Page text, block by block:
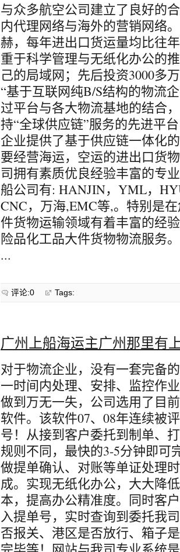
与众多航空公司建立了良好的
内代理网络与海外的营销网络
赫，每年进出口货运量均比往
重于科学管理与无纸化办公的
己的局域网；先后投资3000多
“基于互联网纯B/S结构的物流
过平台与各大物流基地的结合
持“全球供应链”服务的先进平
企业提供了基于供应链一体化
要经营海运，空运的进出口货
司拥有素质优良经验丰富的专
船公司有: HANJIN，YML，
CNC，万海,EMC等,。特别是
件货物运输领域有着丰富的经
险品化工品大件货物物流服务。
...
评论:0 Tags:
广州上船海运主广州那里有
对于物流企业，没有一套完备
一时间内处理、安排、监控作
做到万无一失，公司选用了目
软件。该软件07、08年连续被
号！从接到客户委托到制单、
规则不同，最快的3-5分钟即可
做提单确认、对账等单证处理
成。实现无纸化办公，大大降
本，提高办公精准度。同时客
入提单号，实时查询到委托我
否报关、港区是否放行、箱子